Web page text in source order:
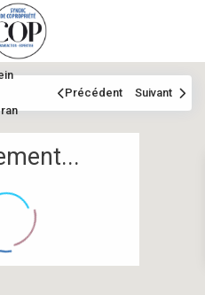
Précédent Suivant